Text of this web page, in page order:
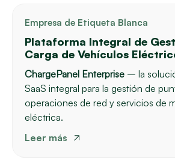
Empresa de Etiqueta Blanca
Plataforma Integral de
Carga de Vehículos
ChargePanel Enterprise – la
SaaS integral para la gestión de
operaciones de red y servicios de
eléctrica.
Leer más